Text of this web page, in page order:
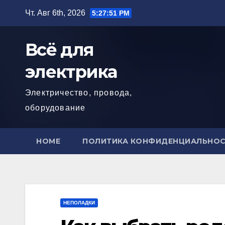
Чт. Авг 6th, 2026 5:27:52 PM
Всё для
электрика
Электричество, провода,
оборудование
HOME ПОЛИТИКА
НЕПОЛАДКИ